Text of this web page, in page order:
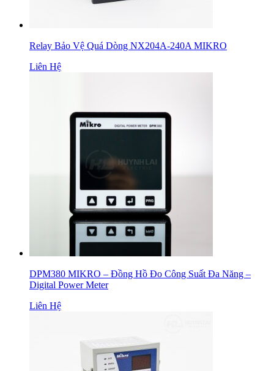
Relay Bảo Vệ Quá Dòng NX204A-240A MIKRO
Liên Hệ
DPM380 MIKRO – Đồng Hồ Đo Công Suất Đa Năng –
Digital Power Meter
Liên Hệ